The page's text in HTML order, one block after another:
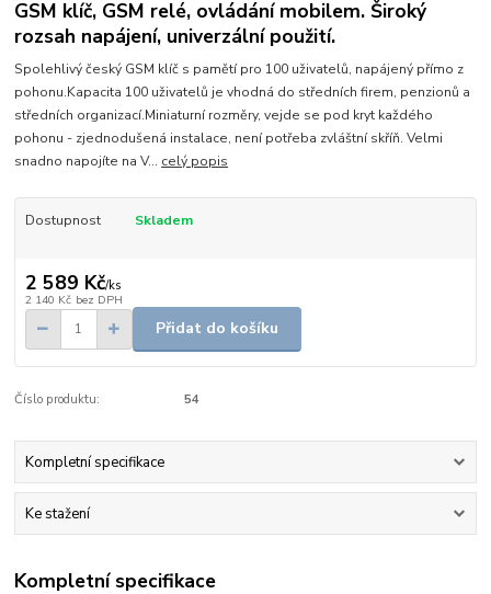
GSM klíč, GSM relé, ovládání mobilem. Široký
rozsah napájení, univerzální použití.
Spolehlivý český GSM klíč s pamětí pro 100 uživatelů, napájený přímo z
pohonu.Kapacita 100 uživatelů je vhodná do středních firem, penzionů a
středních organizací.Miniaturní rozměry, vejde se pod kryt každého
pohonu - zjednodušená instalace, není potřeba zvláštní skříň. Velmi
snadno napojíte na V... celý popis
Dostupnost Skladem
2 589 Kč/ks
2 140 Kč bez DPH
Přidat do košíku
Číslo produktu: 54
Kompletní specifikace
Ke stažení
Kompletní specifikace